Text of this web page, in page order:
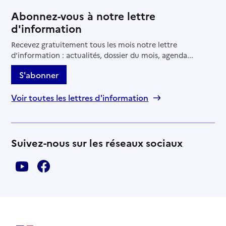
Abonnez-vous à notre lettre
d'information
Recevez gratuitement tous les mois notre lettre
d'information : actualités, dossier du mois, agenda...
S'abonner
Voir toutes les lettres d'information
Suivez-nous sur les réseaux sociaux